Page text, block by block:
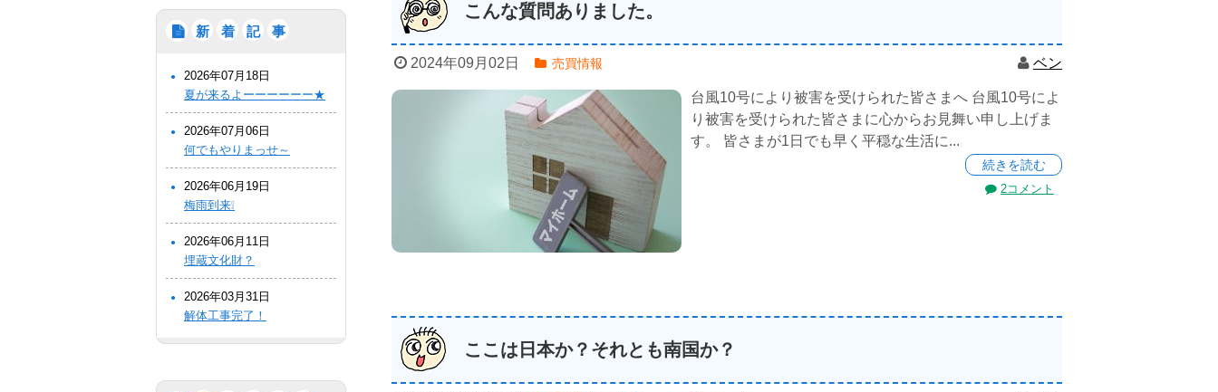
こんな質問ありました。
2024年09月02日 売買情報 ベン
台風10号により被害を受けられた皆さまへ 台風10号によ
り被害を受けられた皆さまに心からお見舞い申し上げま
す。 皆さまが1日でも早く平穏な生活に...
続きを読む
2コメント
ここは日本か？それとも南国か？
新 着 記 事
2026年07月18日
夏が来るよーーーーーー★
2026年07月06日
何でもやりまっせ～
2026年06月19日
梅雨到来❕
2026年06月11日
埋蔵文化財？
2026年03月31日
解体工事完了！